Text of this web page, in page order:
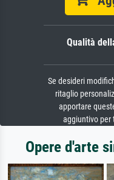
Qualità
Se desideri
ritaglio
apportare
aggiuntivo per
Opere d'arte